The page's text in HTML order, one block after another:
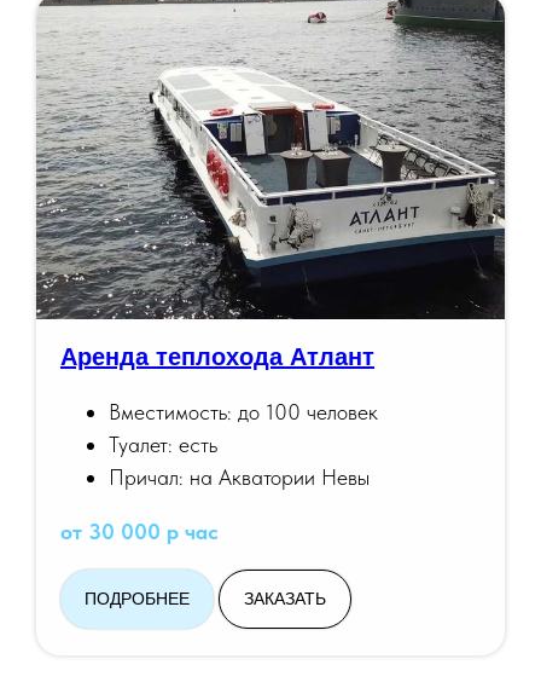
Аренда теплохода Атлант
Вместимость: до 100 человек
Туалет: есть
Причал: на Акватории Невы
от 30 000 р час
ПОДРОБНЕЕ ЗАКАЗАТЬ